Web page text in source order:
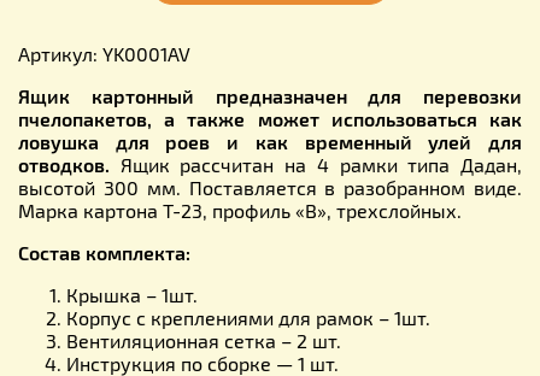
Артикул: YK0001AV
Ящик картонный предназначен для перевозки
пчелопакетов, а также может использоваться как
ловушка для роев и как временный улей для
отводков. Ящик рассчитан на 4 рамки типа Дадан,
высотой 300 мм. Поставляется в разобранном виде.
Марка картона Т-23, профиль «В», трехслойных.
Состав комплекта:
Крышка – 1шт.
Корпус с креплениями для рамок – 1шт.
Вентиляционная сетка – 2 шт.
Инструкция по сборке — 1 шт.